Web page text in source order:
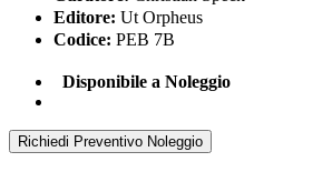
Editore: Ut Orpheus
Codice: PEB 7B
Disponibile a Noleggio
Richiedi Preventivo Noleggio